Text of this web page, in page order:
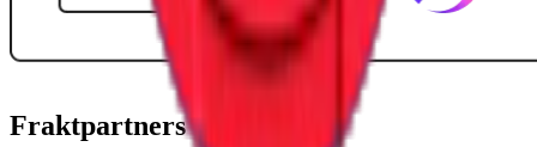
Fraktpartners